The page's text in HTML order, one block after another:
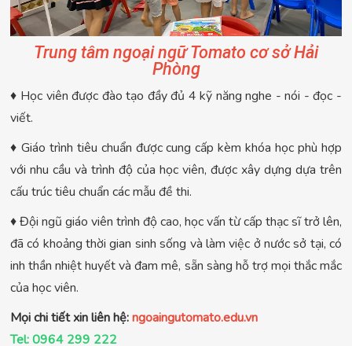
Trung tâm ngoại ngữ Tomato cơ sở Hải
Phòng
♦ Học viên được đào tạo đầy đủ 4 kỹ năng nghe - nói - đọc -
viết.
♦ Giáo trình tiêu chuẩn được cung cấp kèm khóa học phù hợp
với nhu cầu và trình độ của học viên, được xây dựng dựa trên
cấu trúc tiêu chuẩn các mẫu đề thi.
♦ Đội ngũ giáo viên trình độ cao, học vấn từ cấp thạc sĩ trở lên,
đã có khoảng thời gian sinh sống và làm việc ở nước sở tại, có
inh thần nhiệt huyết và đam mê, sẵn sàng hỗ trợ mọi thắc mắc
của học viên.
Mọi chi tiết xin liên hệ:ngoaingutomato.edu.vn
Tel: 0964 299 222